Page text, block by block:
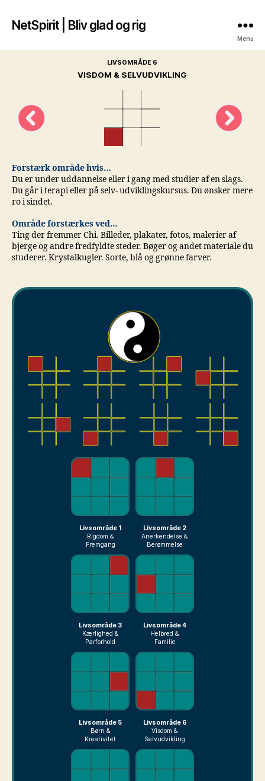
NetSpirit | Bliv glad og rig
Menu
LIVSOMRÅDE 6
VISDOM & SELVUDVIKLING
Forstærk område hvis…
Du er under uddannelse eller i gang med studier af en slags.
Du går i terapi eller på selv- udviklingskursus. Du ønsker mere
ro i sindet.
Område forstærkes ved…
Ting der fremmer Chi. Billeder, plakater, fotos, malerier af
bjerge og andre fredfyldte steder. Bøger og andet materiale du
studerer. Krystalkugler. Sorte, blå og grønne farver.
Livsområde 1
Rigdom &
Fremgang
Livsområde 2
Anerkendelse &
Berømmelse
Livsområde 3
Kærlighed &
Parforhold
Livsområde 4
Helbred &
Familie
Livsområde 5
Børn &
Kreativitet
Livsområde 6
Visdom &
Selvudvikling